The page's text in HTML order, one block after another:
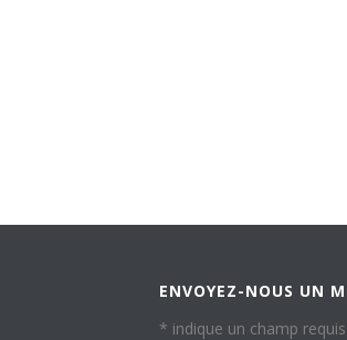
ENVOYEZ-NOUS UN
* indique un champ requis